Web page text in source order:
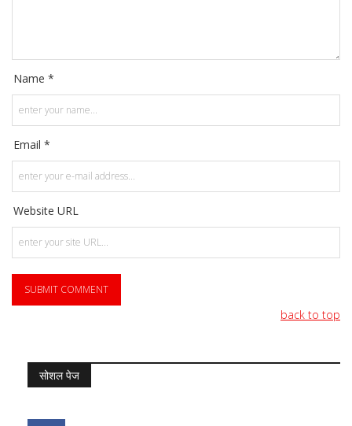
Name *
Email *
Website URL
back to top
सोशल पेज